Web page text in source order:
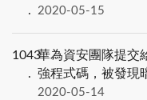
2020-05-15
1043華為資安團隊提交
強程式碼，被發現
2020-05-14